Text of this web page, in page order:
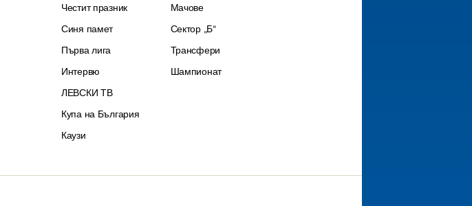
Честит празник
Синя памет
Първа лига
Интервю
ЛЕВСКИ ТВ
Купа на България
Каузи
Мачове
Сектор „Б“
Трансфери
Шампионат